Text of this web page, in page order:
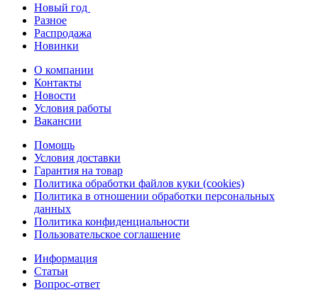
Новый год
Разное
Распродажа
Новинки
О компании
Контакты
Новости
Условия работы
Вакансии
Помощь
Условия доставки
Гарантия на товар
Политика обработки файлов куки (cookies)
Политика в отношении обработки персональных
данных
Политика конфиденциальности
Пользовательское соглашение
Информация
Статьи
Вопрос-ответ